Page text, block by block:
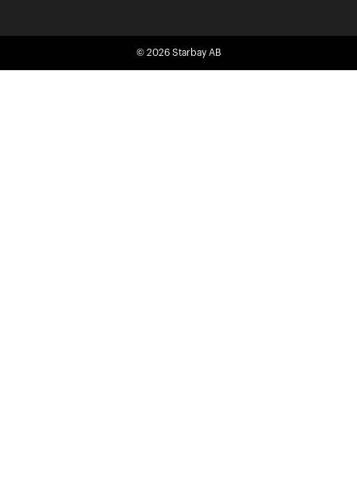
© 2026 Starbay AB